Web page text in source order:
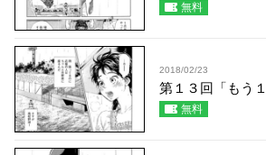
無料
2018/02/23
第１３回「もう
無料